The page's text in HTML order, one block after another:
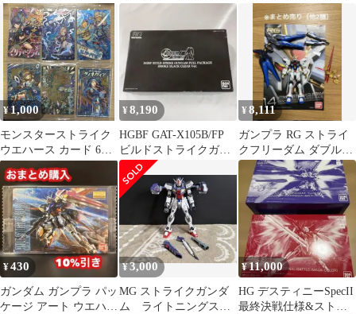
セット
ニット ウール L
¥1,000
モンスターストライク
ウエハース カード 6枚
セット
¥8,190
HGBF GAT-X105B/FP
ビルドストライクガン
ダムフルパッケージ
¥8,111
ガンプラ RG ストライ
クフリーダム ダブルオ
ーライザー MG リック
ドム
¥430
ガンダム ガンプラ パッ
ケージ アート ウエハー
¥3,000
MG ストライクガンダ
ム ライトニングスト
¥11,000
HG デスティニーSpecII
最終決戦仕様&ストラ